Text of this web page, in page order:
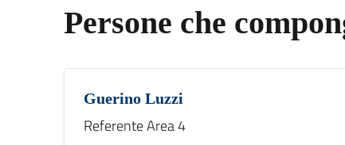
Persone che
Guerino Luzzi
Referente Area 4